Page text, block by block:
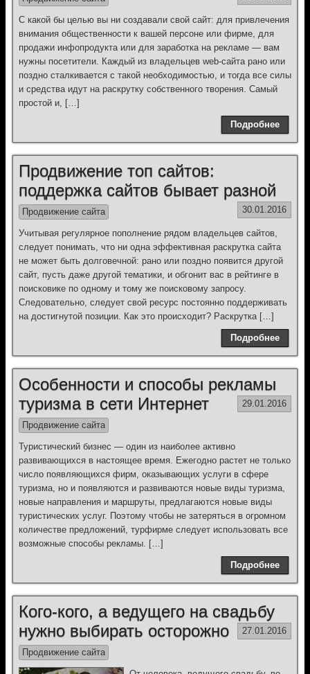
С какой бы целью вы ни создавали свой сайт: для привлечения
внимания общественности к вашей персоне или фирме, для
продажи инфопродукта или для заработка на рекламе — вам
нужны посетители. Каждый из владельцев web-сайта рано или
поздно сталкивается с такой необходимостью, и тогда все силы
и средства идут на раскрутку собственного творения. Самый
простой и, […]
Подробнее
Продвижение топ сайтов:
поддержка сайтов бывает разной
30.01.2016
Продвижение сайта
Учитывая регулярное пополнение рядом владельцев сайтов,
следует понимать, что ни одна эффективная раскрутка сайта
не может быть долговечной: рано или поздно появится другой
сайт, пусть даже другой тематики, и обгонит вас в рейтинге в
поисковике по одному и тому же поисковому запросу.
Следовательно, следует свой ресурс постоянно поддерживать
на достигнутой позиции. Как это происходит? Раскрутка […]
Подробнее
Особенности и способы рекламы
туризма в сети Интернет
29.01.2016
Продвижение сайта
Туристический бизнес — один из наиболее активно
развивающихся в настоящее время. Ежегодно растет не только
число появляющихся фирм, оказывающих услуги в сфере
туризма, но и появляются и развиваются новые виды туризма,
новые направления и маршруты, предлагаются новые виды
туристических услуг. Поэтому чтобы не затеряться в огромном
количестве предложений, турфирме следует использовать все
возможные способы рекламы. […]
Подробнее
Кого-кого, а ведущего на свадьбу
нужно выбирать осторожно
27.01.2016
Продвижение сайта